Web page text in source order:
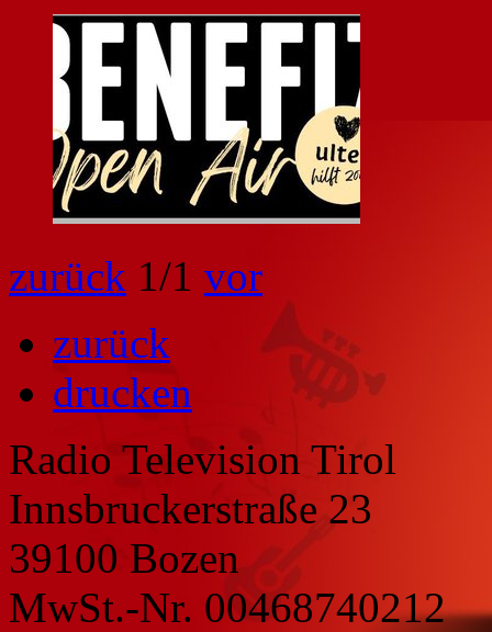
zurück 1/1 vor
zurück
drucken
Radio Television Tirol
Innsbruckerstraße 23
39100 Bozen
MwSt.-Nr. 00468740212